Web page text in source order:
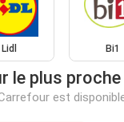
Lidl Bi1
le plus proche
est